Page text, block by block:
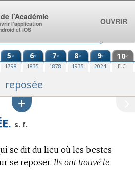
5e
1798
6e
1835
7e
1878
8e
1935
9e
2024
10e
E.C.
reposée
s. f.
se dit du lieu où les bestes
se reposer. Ils ont trouvé le
l’Académie
l’application
et iOS
OUVRIR